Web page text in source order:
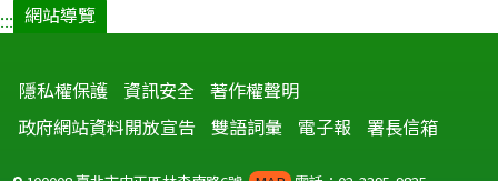
::: 網站導覽
隱私權保護 資訊安全 著作權聲明
政府網站資料開放宣告
雙語詞彙 電子報 署長信箱